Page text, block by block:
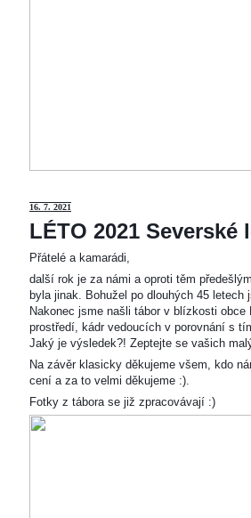
16. 7. 2021
LÉTO 2021
Přátelé a kamarádi,
další rok je za námi a oproti těm
byla jinak. Bohužel po dlouhých 45
Nakonec jsme našli tábor v blízkosti
prostředí, kádr vedoucích v porovnání s
Jaký je výsledek?! Zeptejte se vašich
Na závěr klasicky děkujeme všem, kdo
cení a za to velmi děkujeme :).
Fotky z tábora se již zpracovávají :)